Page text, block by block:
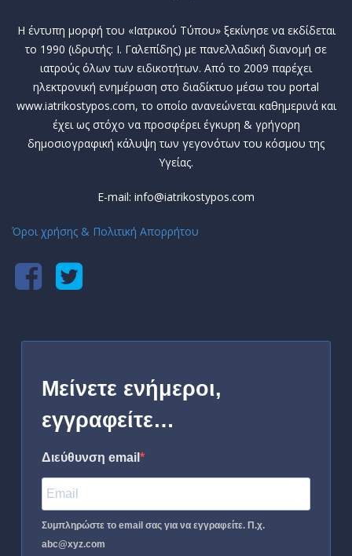
Η έντυπη μορφή του «Ιατρικού Τύπου» ξεκίνησε να εκδίδεται
το 1990 (ιδρυτής: Ι. Γαλεπίδης) με πανελλαδική διανομή σε
ιατρούς όλων των ειδικοτήτων. Από το 2009 παρέχει
ηλεκτρονική ενημέρωση στο διαδίκτυο μέσω του portal
www.iatrikostypos.com, το οποίο ανανεώνεται καθημερινά και
έχει ως στόχο να προσφέρει έγκυρη & γρήγορη
δημοσιογραφική κάλυψη των γεγονότων του κόσμου της
Υγείας.
E-mail: info@iatrikostypos.com
Όροι χρήσης & Πολιτική Απορρήτου
Μείνετε ενήμεροι,
εγγραφείτε…
Διεύθυνση email
Συμπληρώστε το email σας για να εγγραφείτε. Π.χ.
abc@xyz.com